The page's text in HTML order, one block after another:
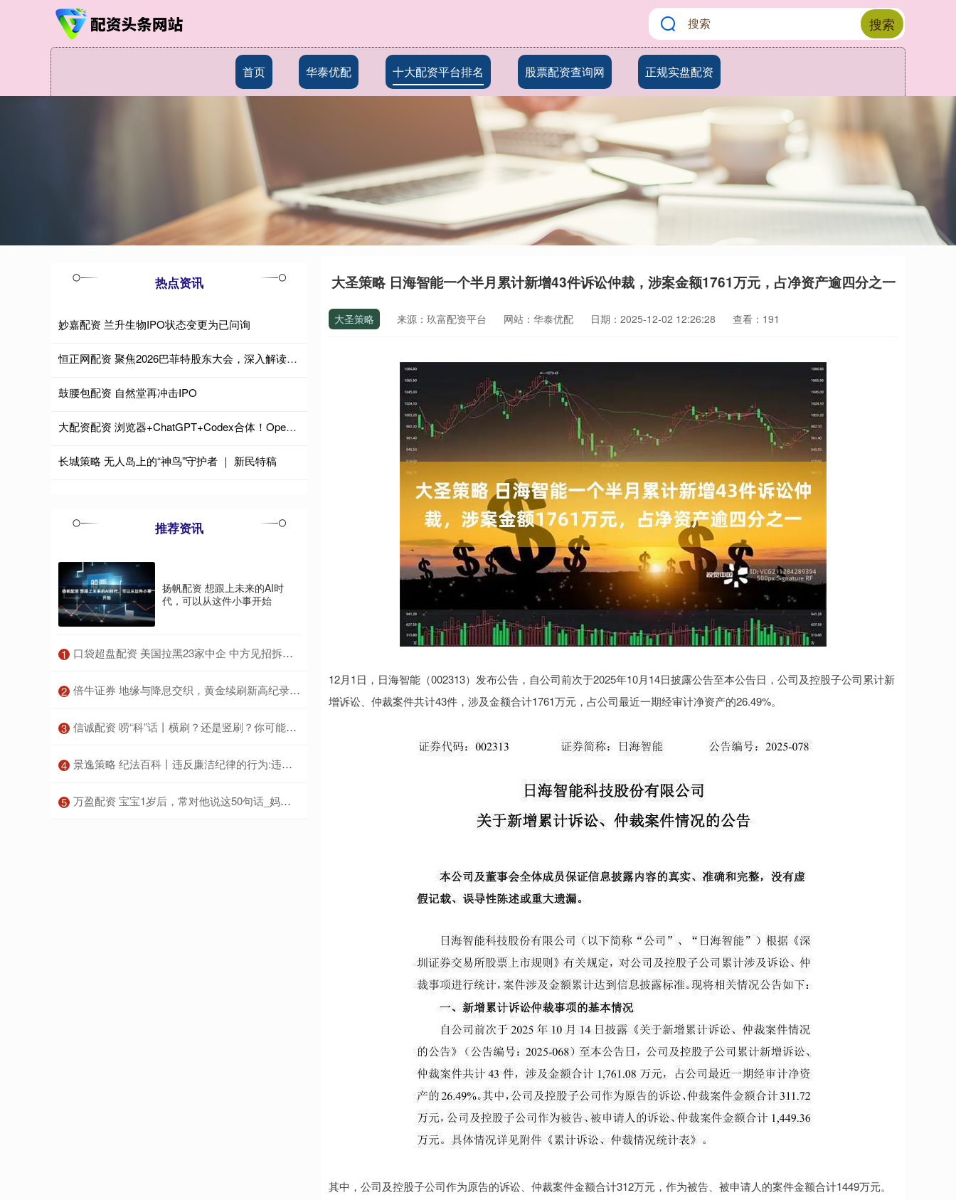
搜索
首页 华泰优配 十大配资平台排名 股票配资查询网 正规实盘配资
大圣策略 日海智能一个半月累计新增43件诉讼仲裁，涉案金额1761万元，占净资产逾四分之一
大圣策略 来源：玖富配资平台 网站：华泰优配 日期：2025-12-02 12:26:28 查看：191
12月1日，日海智能（002313）发布公告，自公司前次于2025年10月14日披露公告至本公告日，公司及控股子公司累计新
增诉讼、仲裁案件共计43件，涉及金额合计1761万元，占公司最近一期经审计净资产的26.49%。
其中，公司及控股子公司作为原告的诉讼、仲裁案件金额合计312万元，作为被告、被申请人的案件金额合计1449万元。
热点资讯
妙嘉配资 兰升生物IPO状态变更为已问询
恒正网配资 聚焦2026巴菲特股东大会，深入解读股东大会的核心信息
鼓腰包配资 自然堂再冲击IPO
大配资配资 浏览器+ChatGPT+Codex合体！OpenAI放大招，“超级应用”要来了
长城策略 无人岛上的“神鸟”守护者 ｜ 新民特稿
推荐资讯
扬帆配资 想跟上未来的AI时
代，可以从这件小事开始
1 ​口袋超盘配资 美国拉黑23家中企 中方见招拆招 经贸博弈升级
2 ​倍牛证券 地缘与降息交织，黄金续刷新高纪录：但多空都在等一个信号
3 ​信诚配资 唠“科”话丨横刷？还是竖刷？你可能一直刷错牙！
4 ​景逸策略 纪法百科丨违反廉洁纪律的行为:违规组织、参加公款消费
5 ​万盈配资 宝宝1岁后，常对他说这50句话_妈妈_玩具_什么